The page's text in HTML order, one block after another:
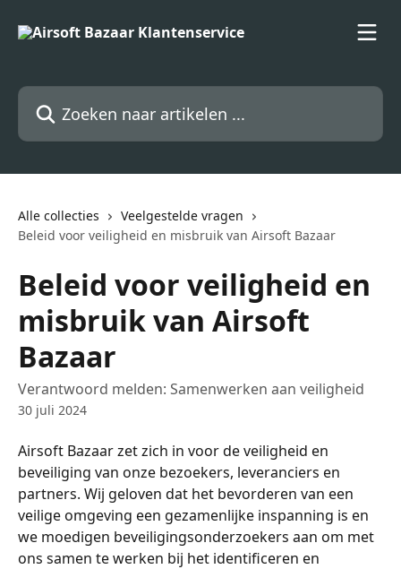
Zoeken naar artikelen ...
Alle collecties
Veelgestelde vragen
Beleid voor veiligheid en misbruik van Airsoft Bazaar
Beleid voor veiligheid en
misbruik van Airsoft
Bazaar
Verantwoord melden: Samenwerken aan veiligheid
30 juli 2024
Airsoft Bazaar zet zich in voor de veiligheid en
beveiliging van onze bezoekers, leveranciers en
partners. Wij geloven dat het bevorderen van een
veilige omgeving een gezamenlijke inspanning is en
we moedigen beveiligingsonderzoekers aan om met
ons samen te werken bij het identificeren en